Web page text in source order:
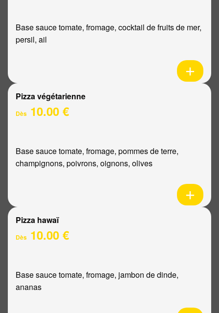
Base sauce tomate, fromage, cocktail de fruits de mer,
persil, ail
Pizza végétarienne
Dès 10.00 €
Base sauce tomate, fromage, pommes de terre,
champignons, poivrons, oignons, olives
Pizza hawaï
Dès 10.00 €
Base sauce tomate, fromage, jambon de dinde,
ananas